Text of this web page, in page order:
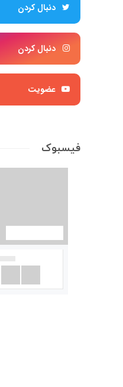
دنبال کردن
دنبال کردن
عضویت
فیسبوک